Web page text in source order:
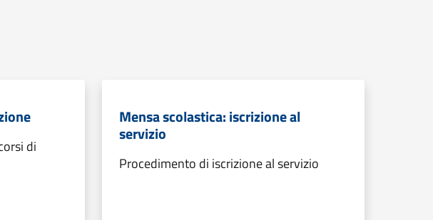
di
Mensa scolastica: iscrizione al
servizio
Procedimento di iscrizione al servizio